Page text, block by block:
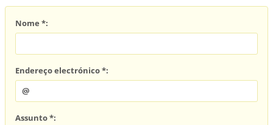
Nome *:
Endereço electrónico *:
Assunto *: